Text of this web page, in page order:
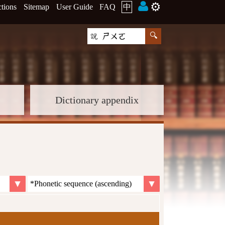
Sitemap User Guide FAQ 中 ⚙️
Dictionary appendix